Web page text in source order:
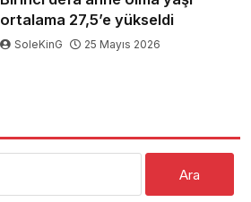
ortalama 27,5’e yükseldi
SoleKinG 25 Mayıs 2026